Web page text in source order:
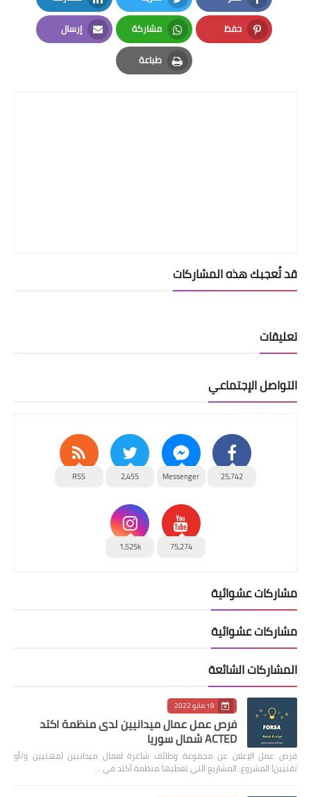
Facebook
Twitter
LinkedIn
حفظ
Pinterest
مشاركة
Whatsapp
إرسال
Email
طباعة
Print
قد تُعجبك هذه المشاركات
تعليقات
التواصل الإجتماعي
25,742
Messenger
2,455
RSS
75,274
1,525k
مشاركات عشوائية
مشاركات عشوائية
المشاركات الشائعة
19 مايو 2022
فرص عمل عمال ميدانيين لدى منظمة اكتد
ACTED شمال سوريا
فرص عمل الإعلان عن مجموعة وظائف شاغرة لعمال ميدانيين (مهنيين و/أو
تقنيين) المشروع: المشاريع التي تغطيها منظمة أكتد في …